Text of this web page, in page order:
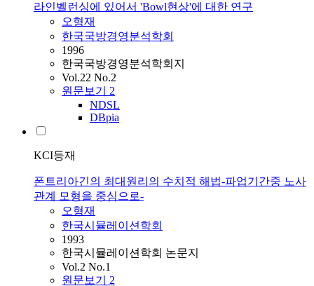
라인벨런싱에 있어서 'Bowl현상'에 대한 연구
오형재
한국국방경영분석학회
1996
한국국방경영분석학회지
Vol.22 No.2
원문보기 2
NDSL
DBpia
KCI등재
폰트리아긴의 최대원리의 수치적 해법-파업기간중 노사
관계 모형을 중심으로-
오형재
한국시뮬레이션학회
1993
한국시뮬레이션학회 논문지
Vol.2 No.1
원문보기 2